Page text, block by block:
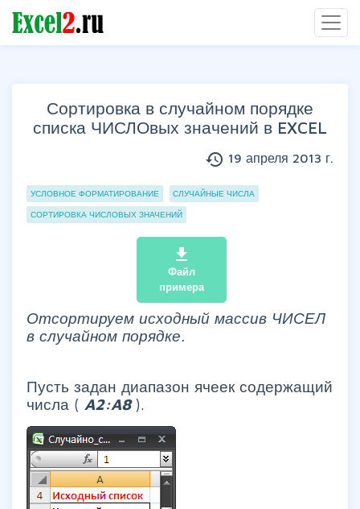
Сортировка в случайном порядке
списка ЧИСЛОвых значений в EXCEL
history 19 апреля 2013 г.
Группы статей
УСЛОВНОЕ ФОРМАТИРОВАНИЕ СЛУЧАЙНЫЕ ЧИСЛА
СОРТИРОВКА ЧИСЛОВЫХ ЗНАЧЕНИЙ
file_download
Файл
примера
Отсортируем исходный массив ЧИСЕЛ
в случайном порядке.
Пусть задан диапазон ячеек содержащий
числа ( A2:A8).